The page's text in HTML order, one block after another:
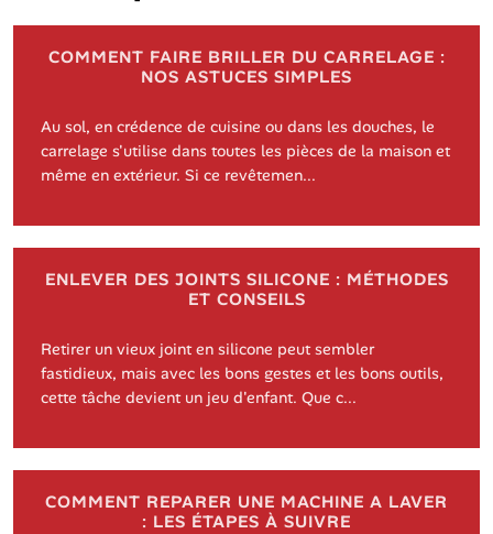
COMMENT FAIRE BRILLER DU CARRELAGE :
NOS ASTUCES SIMPLES
Au sol, en crédence de cuisine ou dans les douches, le
carrelage s'utilise dans toutes les pièces de la maison et
même en extérieur. Si ce revêtemen...
ENLEVER DES JOINTS SILICONE : MÉTHODES
ET CONSEILS
Retirer un vieux joint en silicone peut sembler
fastidieux, mais avec les bons gestes et les bons outils,
cette tâche devient un jeu d'enfant. Que c...
COMMENT REPARER UNE MACHINE A LAVER
: LES ÉTAPES À SUIVRE